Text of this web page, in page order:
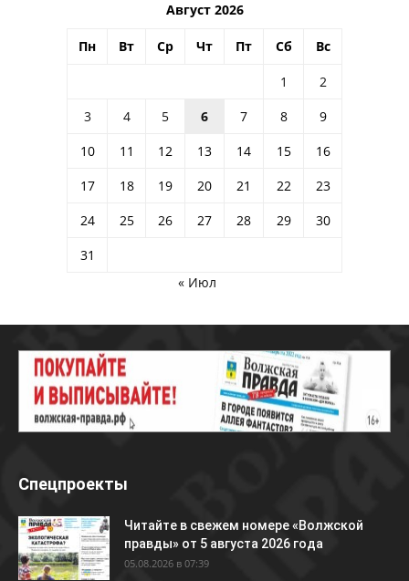
Август 2026
Пн Вт Ср Чт Пт Сб Вс
1
2
3
4 5 6 7 8
9
10
11 12 13 14 15
16
17
18 19 20 21 22
23
24
25 26 27 28 29
30
31
« Июл
Спецпроекты
Читайте в свежем номере «Волжской
правды» от 5 августа 2026 года
05.08.2026 в 07:39